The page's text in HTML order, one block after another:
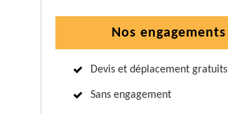
Nos engagements
Devis et déplacement gratuits
Sans engagement